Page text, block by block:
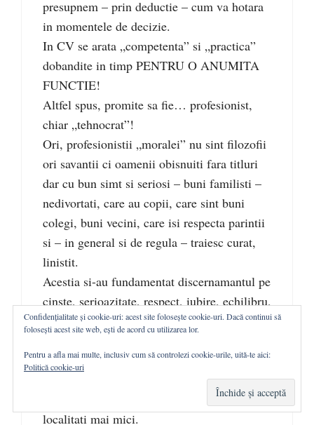
presupnem – prin deductie – cum va hotara
in momentele de decizie.
In CV se arata „competenta” si „practica”
dobandite in timp PENTRU O ANUMITA
FUNCTIE!
Altfel spus, promite sa fie… profesionist,
chiar „tehnocrat”!
Ori, profesionistii „moralei” nu sint filozofii
ori savantii ci oamenii obisnuiti fara titluri
dar cu bun simt si seriosi – buni familisti –
nedivortati, care au copii, care sint buni
colegi, buni vecini, care isi respecta parintii
si – in general si de regula – traiesc curat,
linistit.
Acestia si-au fundamentat discernamantul pe
cinste, serioazitate, respect, iubire, echilibru,
abtinerea de la ispite…
Biografia arata sensul existential si mai ales
ATITUDINEA FATA DE OM SI DE
Astfel de oameni exista si „cu carte” si in
localitati mai mici.
Confidențialitate și cookie-uri: acest site folosește cookie-uri. Dacă continui să
folosești acest site web, ești de acord cu utilizarea lor.
Pentru a afla mai multe, inclusiv cum să controlezi cookie-urile, uită-te aici:
Politică cookie-uri